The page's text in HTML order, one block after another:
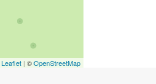
Leaflet | ©OpenStreetMap